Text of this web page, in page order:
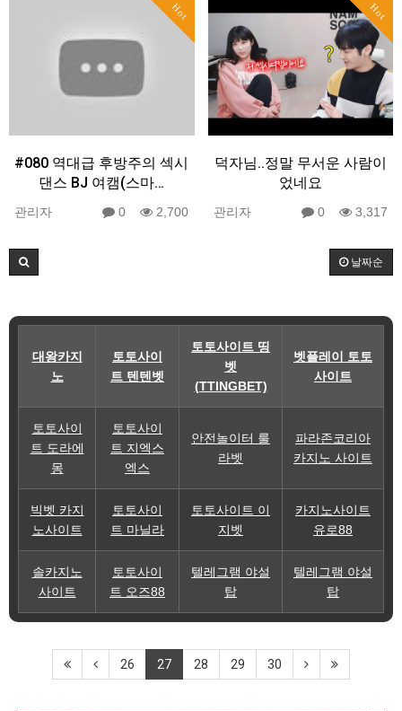
Hot
#080 역대급 후방주의 섹시
댄스 BJ 여캠(스마…
관리자 0 2,700
Hot
덕자님..정말 무서운 사람이
었네요
관리자 0 3,317
날짜순
대왕카지
노
토토사이
트 텐텐벳
토토사이트 띵
벳
(TTINGBET)
벳플레이 토토
사이트
토토사이
트 도라에
몽
토토사이
트 지엑스
엑스
안전놀이터 룰
라벳
파라존코리아
카지노 사이트
빅벳 카지
노사이트
토토사이
트 마닐라
토토사이트 이
지벳
카지노사이트
유로88
솔카지노
사이트
토토사이
트 오즈88
텔레그램 야설
탑
텔레그램 야설
탑
26 27 28 29 30